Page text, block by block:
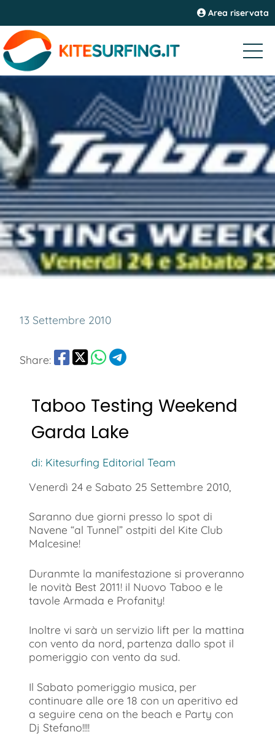
Area riservata
13 Settembre 2010
Share:
Taboo Testing Weekend
Garda Lake
di: Kitesurfing Editorial Team
Venerdì 24 e Sabato 25 Settembre 2010,
Saranno due giorni presso lo spot di
Navene “al Tunnel” ostpiti del Kite Club
Malcesine!
Duranmte la manifestazione si proveranno
le novità Best 2011! il Nuovo Taboo e le
tavole Armada e Profanity!
Inoltre vi sarà un servizio lift per la mattina
con vento da nord, partenza dallo spot il
pomeriggio con vento da sud.
Il Sabato pomeriggio musica, per
continuare alle ore 18 con un aperitivo ed
a seguire cena on the beach e Party con
Dj Stefano!!!!